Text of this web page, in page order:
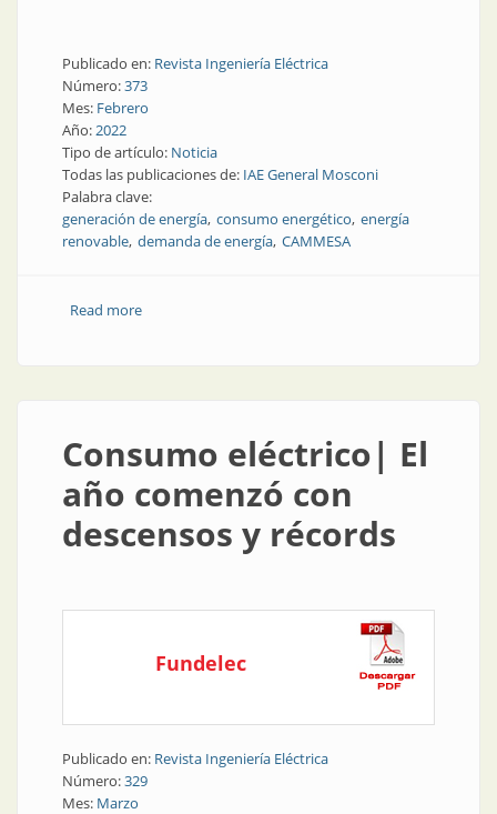
Publicado en: Revista Ingeniería Eléctrica
Número:373
Mes: Febrero
Año:2022
Tipo de artículo: Noticia
Todas las publicaciones de: IAE General Mosconi
Palabra clave:
generación de energía consumo energético energía
renovable demanda de energía CAMMESA
Read moreabout Análisis energético de diciembre de 2021
Consumo eléctrico| El
año comenzó con
descensos y récords
Fundelec
Publicado en: Revista Ingeniería Eléctrica
Número:329
Mes: Marzo